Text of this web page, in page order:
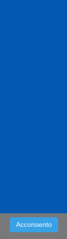
Acconsento